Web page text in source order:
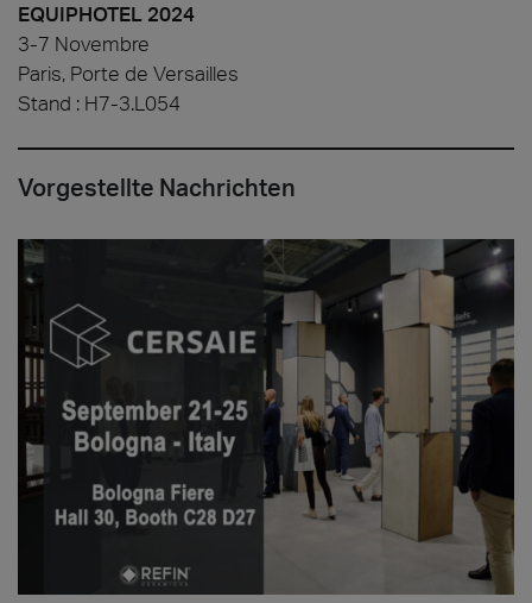
EQUIPHOTEL 2024
3-7 Novembre
Paris, Porte de Versailles
Stand : H7-3.L054
Vorgestellte Nachrichten